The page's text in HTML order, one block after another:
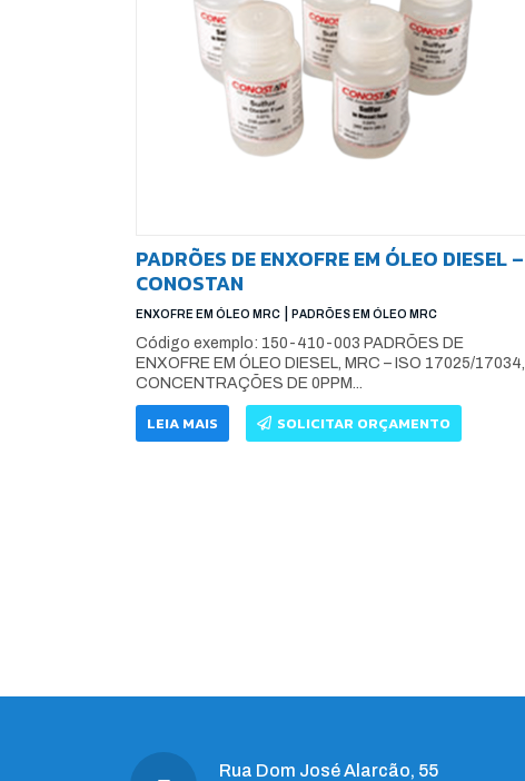
PADRÕES DE ENXOFRE EM ÓLEO DIESEL –
CONOSTAN
ENXOFRE EM ÓLEO MRC PADRÕES EM ÓLEO MRC
Código exemplo: 150-410-003 PADRÕES DE
ENXOFRE EM ÓLEO DIESEL, MRC – ISO 17025/17034,
CONCENTRAÇÕES DE 0PPM...
LEIA MAIS SOLICITAR ORÇAMENTO
Rua Dom José Alarcão, 55